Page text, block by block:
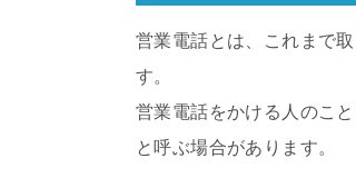
営業電話とは、これまで
す。
営業電話をかける人のこ
と呼ぶ場合があります。